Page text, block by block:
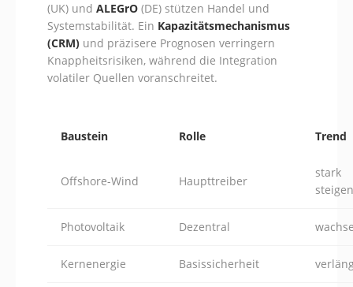
(UK) und ALEGrO (DE) stützen Handel und
Systemstabilität. Ein Kapazitätsmechanismus
(CRM) und präzisere Prognosen verringern
Knappheitsrisiken, während die Integration
volatiler Quellen voranschreitet.
Baustein Rolle Trend
Offshore-Wind Haupttreiber
stark
Photovoltaik Dezentral
Kernenergie Basissicherheit